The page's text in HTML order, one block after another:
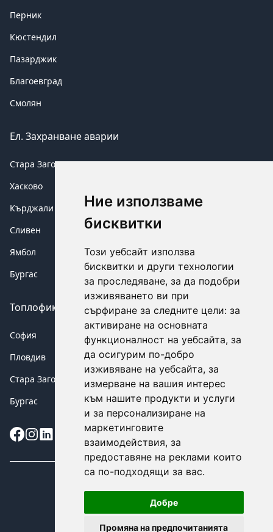
Ние използваме
бисквитки
Този уебсайт използва
бисквитки и други технологии
за проследяване, за да подобри
изживяването ви при
сърфиране за следните цели: за
активиране на основната
функционалност на уебсайта, за
да осигурим по-добро
изживяване на уебсайта, за
измерване на вашия интерес
към нашите продукти и услуги
и за персонализиране на
маркетинговите
взаимодействия, за
предоставяне на реклами които
са по-подходящи за вас.
Добре
Промяна на предпочитанията
Перник
Кюстендил
Пазарджик
Благоевград
Смолян
Ел. Захранване аварии
Стара Загора
Хасково
Кърджали
Сливен
Ямбол
Бургас
Топлофикация аварии
София
Пловдив
Стара Загора
Бургас
Instagram
All rights reserved.